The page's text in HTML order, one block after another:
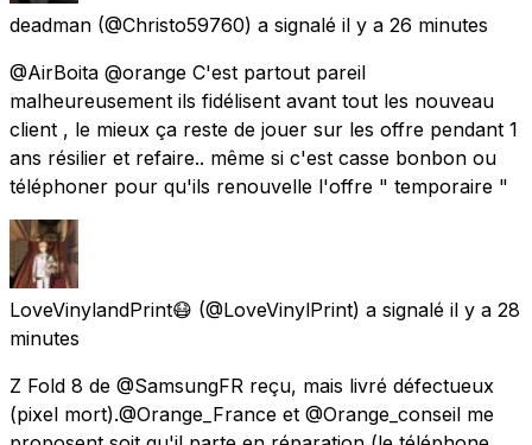
deadman (@Christo59760) a signalé il y a 26 minutes
@AirBoita @orange C'est partout pareil
malheureusement ils fidélisent avant tout les nouveau
client , le mieux ça reste de jouer sur les offre pendant 1
ans résilier et refaire.. même si c'est casse bonbon ou
téléphoner pour qu'ils renouvelle l'offre " temporaire "
LoveVinylandPrint😷 (@LoveVinylPrint) a signalé il y a 28
minutes
Z Fold 8 de @SamsungFR reçu, mais livré défectueux
(pixel mort). ​@Orange_France et @Orange_conseil me